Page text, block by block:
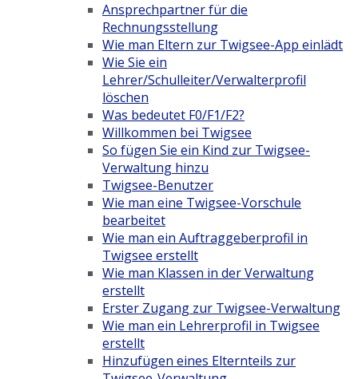
Ansprechpartner für die
Rechnungsstellung
Wie man Eltern zur Twigsee-App einlädt
Wie Sie ein
Lehrer/Schulleiter/Verwalterprofil
löschen
Was bedeutet F0/F1/F2?
Willkommen bei Twigsee
So fügen Sie ein Kind zur Twigsee-
Verwaltung hinzu
Twigsee-Benutzer
Wie man eine Twigsee-Vorschule
bearbeitet
Wie man ein Auftraggeberprofil in
Twigsee erstellt
Wie man Klassen in der Verwaltung
erstellt
Erster Zugang zur Twigsee-Verwaltung
Wie man ein Lehrerprofil in Twigsee
erstellt
Hinzufügen eines Elternteils zur